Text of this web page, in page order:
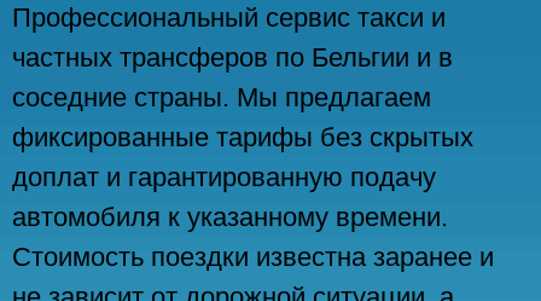
Профессиональный сервис такси и
частных трансферов по Бельгии и в
соседние страны. Мы предлагаем
фиксированные тарифы без скрытых
доплат и гарантированную подачу
автомобиля к указанному времени.
Стоимость поездки известна заранее и